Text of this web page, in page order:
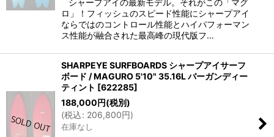
シャープアイの最新モデル。それがこの「マグ
ロ」！フィッシュのスピード性能にシャープアイ
ならではのコントロール性能とハイパフォーマン
ス性能が融合された最高峰の現代版フ…
SHARPEYE SURFBOARDS シャープアイサーフ
ボード / MAGURO 5'10" 35.16L バーガンディー
ティント [622285]
188,000円(税別)
(税込: 206,800円)
在庫なし